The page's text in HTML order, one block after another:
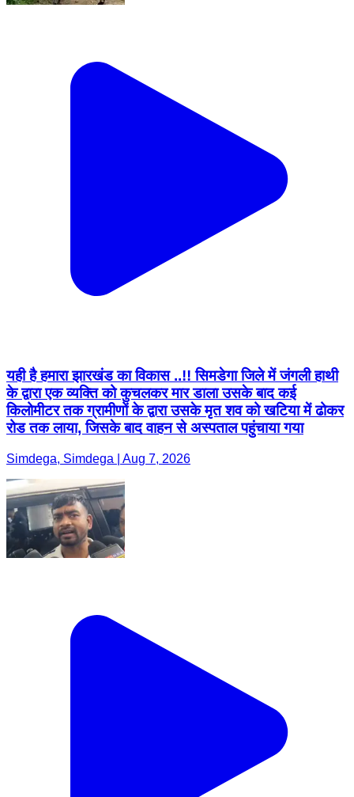
यही है हमारा झारखंड का विकास ..!! सिमडेगा जिले में जंगली हाथी
के द्वारा एक व्यक्ति को कुचलकर मार डाला उसके बाद कई
किलोमीटर तक ग्रामीणों के द्वारा उसके मृत शव को खटिया में ढोकर
रोड तक लाया, जिसके बाद वाहन से अस्पताल पहुंचाया गया
Simdega, Simdega | Aug 7, 2026